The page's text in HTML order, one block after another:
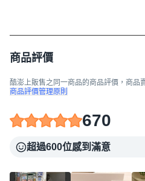
商品評價
酷澎上販售之同一商品的商品評價，商品
商品評價管理原則
670
超過600位感到滿意